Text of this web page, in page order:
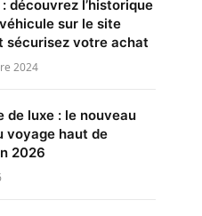
découvrez l’historique
sur le site
sécurisez votre achat
2024
de luxe : le nouveau
voyage haut de
2026